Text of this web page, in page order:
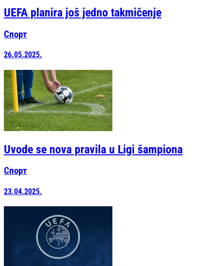
UEFA planira još jedno takmičenje
Спорт
26.05.2025.
Uvode se nova pravila u Ligi šampiona
Спорт
23.04.2025.